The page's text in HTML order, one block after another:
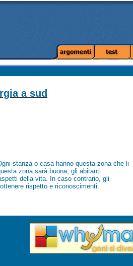
a sud
stanza o casa hanno questa zona che li
zona sarà buona, gli abitanti
della vita. In caso contrario, gli
rispetto e riconoscimenti.